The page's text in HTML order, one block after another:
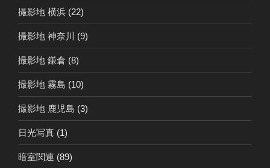
撮影地 横浜 (22)
撮影地 神奈川 (9)
撮影地 鎌倉 (8)
撮影地 霧島 (10)
撮影地 鹿児島 (3)
日光写真 (1)
暗室関連 (89)